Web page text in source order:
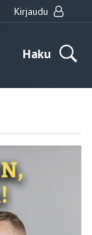
Kirjaudu
Haku